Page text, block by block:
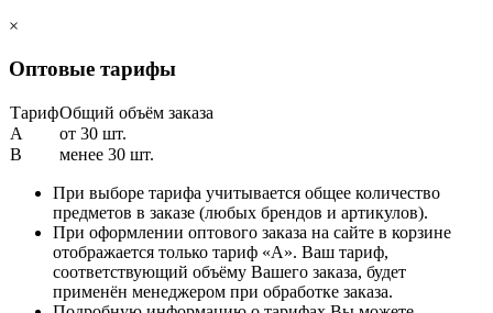
×
Оптовые тарифы
ТарифОбщий объём заказа
A
от 30 шт.
B
менее 30 шт.
При выборе тарифа учитывается общее количество
предметов в заказе (любых брендов и артикулов).
При оформлении оптового заказа на сайте в корзине
отображается только тариф «А». Ваш тариф,
соответствующий объёму Вашего заказа, будет
применён менеджером при обработке заказа.